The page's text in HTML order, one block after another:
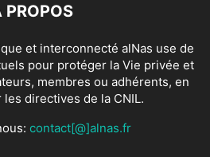
PROPOS
et interconnecté alNas use de
pour protéger la Vie privée et
membres ou adhérents, en
les directives de la CNIL.
contact[@]alnas.fr